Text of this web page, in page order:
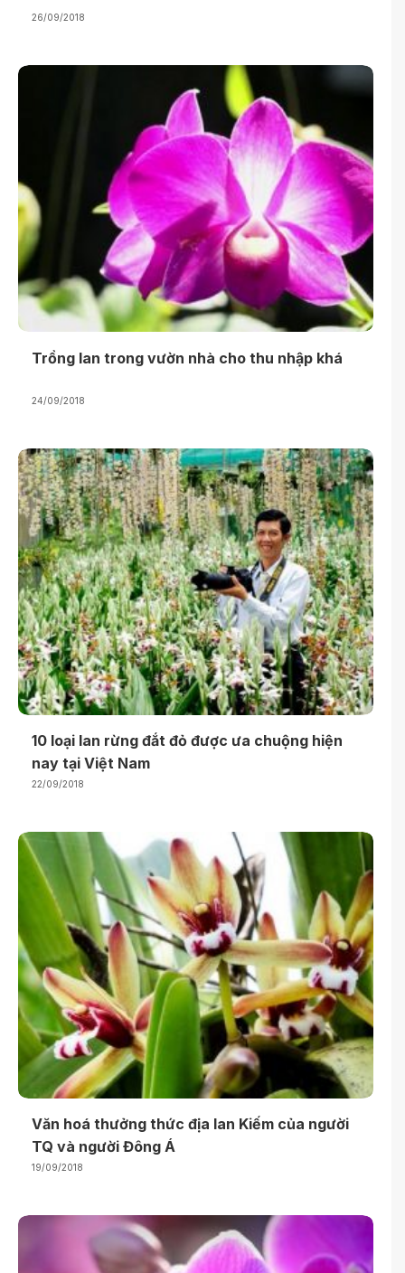
26/09/2018
Trồng lan trong vườn nhà cho thu nhập khá
24/09/2018
10 loại lan rừng đắt đỏ được ưa chuộng hiện
nay tại Việt Nam
22/09/2018
Văn hoá thưởng thức địa lan Kiếm của người
TQ và người Đông Á
19/09/2018